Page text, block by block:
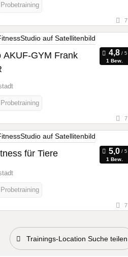
Probetraining
7
AKUF-GYM Frank
1 Bew.
Probetraining
7
für Tiere
1 Bew.
Probetraining
7
Trainings-Location Suche teilen